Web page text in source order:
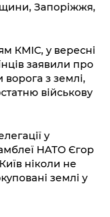
Запоріжжя,
КМІС, у вересні
заявили про
ворога з землі,
військову
у
НАТО Єгор
ніколи не
землі у